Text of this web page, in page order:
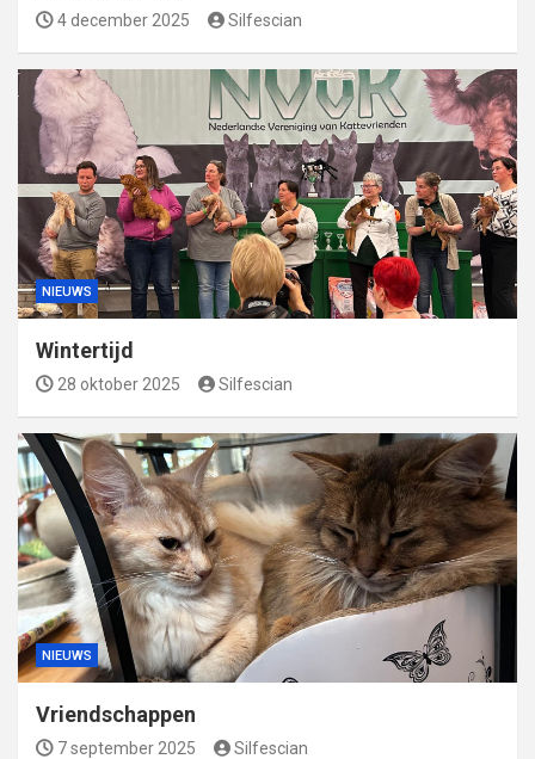
4 december 2025 Silfescian
NIEUWS
Wintertijd
28 oktober 2025 Silfescian
NIEUWS
Vriendschappen
7 september 2025 Silfescian